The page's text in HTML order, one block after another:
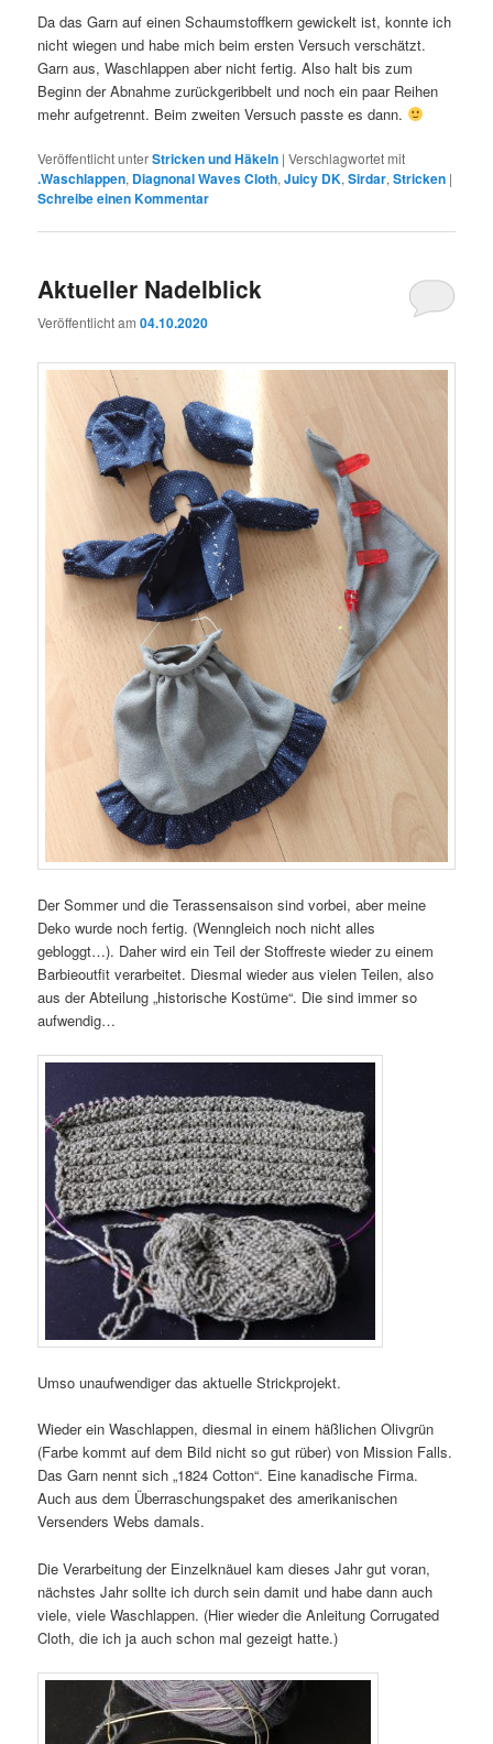
Da das Garn auf einen Schaumstoffkern gewickelt ist, konnte ich
nicht wiegen und habe mich beim ersten Versuch verschätzt.
Garn aus, Waschlappen aber nicht fertig. Also halt bis zum
Beginn der Abnahme zurückgeribbelt und noch ein paar Reihen
mehr aufgetrennt. Beim zweiten Versuch passte es dann.
Veröffentlicht unterStricken und Häkeln |Verschlagwortet mit
.Waschlappen, Diagnonal Waves Cloth,Juicy DK,Sirdar,Stricken |
Schreibe einen Kommentar
Aktueller Nadelblick
Veröffentlicht am04.10.2020
Der Sommer und die Terassensaison sind vorbei, aber meine
Deko wurde noch fertig. (Wenngleich noch nicht alles
gebloggt…). Daher wird ein Teil der Stoffreste wieder zu einem
Barbieoutfit verarbeitet. Diesmal wieder aus vielen Teilen, also
aus der Abteilung „historische Kostüme“. Die sind immer so
aufwendig…
Umso unaufwendiger das aktuelle Strickprojekt.
Wieder ein Waschlappen, diesmal in einem häßlichen Olivgrün
(Farbe kommt auf dem Bild nicht so gut rüber) von Mission Falls.
Das Garn nennt sich „1824 Cotton“. Eine kanadische Firma.
Auch aus dem Überraschungspaket des amerikanischen
Versenders Webs damals.
Die Verarbeitung der Einzelknäuel kam dieses Jahr gut voran,
nächstes Jahr sollte ich durch sein damit und habe dann auch
viele, viele Waschlappen. (Hier wieder die Anleitung Corrugated
Cloth, die ich ja auch schon mal gezeigt hatte.)